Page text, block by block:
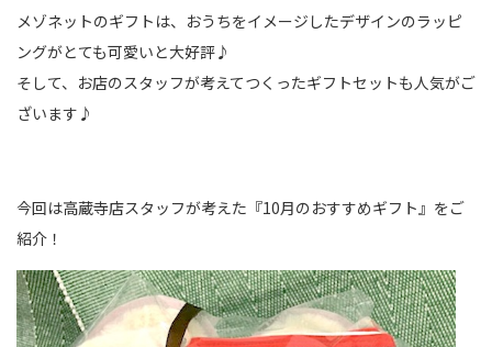
メゾネットのギフトは、おうちをイメージしたデザインのラッピ
ングがとても可愛いと大好評♪
そして、お店のスタッフが考えてつくったギフトセットも人気がご
ざいます♪
今回は高蔵寺店スタッフが考えた『10月のおすすめギフト』をご
紹介！